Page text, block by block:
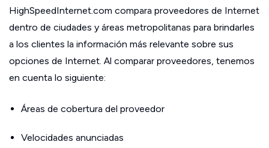
HighSpeedInternet.com compara proveedores de Internet
dentro de ciudades y áreas metropolitanas para brindarles
a los clientes la información más relevante sobre sus
opciones de Internet. Al comparar proveedores, tenemos
en cuenta lo siguiente:
Áreas de cobertura del proveedor
Velocidades anunciadas